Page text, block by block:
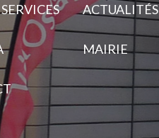
ACTUALITÉS
MAIRIE